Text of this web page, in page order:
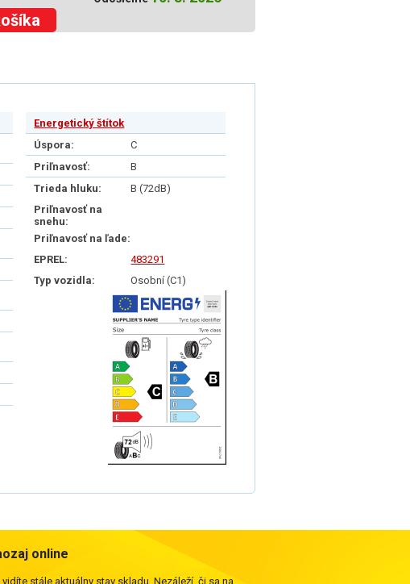
Energetický štítok
Úspora:
C
Priľnavosť:
B
Trieda hluku:
B (72dB)
Priľnavosť na
snehu:
Priľnavosť na ľade:
EPREL:
483291
Typ vozidla:
Osobní (C1)
online
stále aktuálny stav skladu. Nezáleží, či sa na